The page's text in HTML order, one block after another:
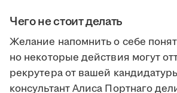
Чего не стоит делать
Желание напомнить о себе
но некоторые действия могут
рекрутера от вашей
консультант Алиса Портнаго